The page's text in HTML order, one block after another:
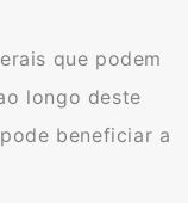
que podem
longo deste
beneficiar a